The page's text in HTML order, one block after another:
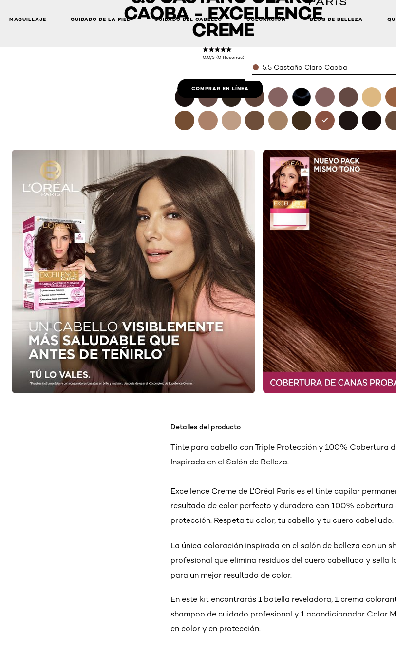
MAQUILLAJE CUIDADO DE LA PIEL CUIDADO DEL CABELLO COLORACIÓN BLOG DE BELLEZA
CAOBA - EXCELLENCE
CREME
0.0/5 (0 Reseñas)
COMPRAR EN LÍNEA
Color5.5 Castaño Claro Caoba
Detalles del producto
Tinte para cabello con Triple Protección y 100% Cobertura
Inspirada en el Salón de Belleza.
Excellence Creme de L'Oréal Paris es el tinte capilar
resultado de color perfecto y duradero con 100% cobertura
protección. Respeta tu color, tu cabello y tu cuero cabelludo.
La única coloración inspirada en el salón de belleza con un
profesional que elimina residuos del cuero cabelludo y sella
para un mejor resultado de color.
En este kit encontrarás 1 botella reveladora, 1 crema
shampoo de cuidado profesional y 1 acondicionador Color
en color y en protección.